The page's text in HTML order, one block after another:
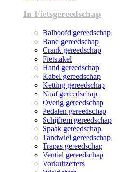
In Fietsgereedschap
Balhoofd gereedschap
Band gereedschap
Crank gereedschap
Fietstakel
Hand gereedschap
Kabel gereedschap
Ketting gereedschap
Naaf gereedschap
Overig gereedschap
Pedalen gereedschap
Schijfrem gereedschap
Spaak gereedschap
Tandwiel gereedschap
Trapas gereedschap
Ventiel gereedschap
Vorkuitzetters